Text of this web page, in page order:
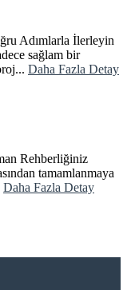
Adımlarla İlerleyin
sağlam bir
Daha Fazla Detay
Rehberliğiniz
tamamlanmaya
Daha Fazla Detay